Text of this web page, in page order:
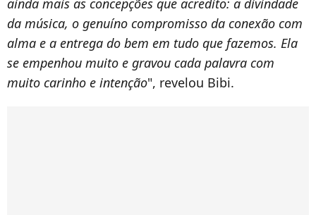
da música, o genuíno compromisso da conexão com
alma e a entrega do bem em tudo que fazemos. Ela
se empenhou muito e gravou cada palavra com
muito carinho e intenção", revelou Bibi.